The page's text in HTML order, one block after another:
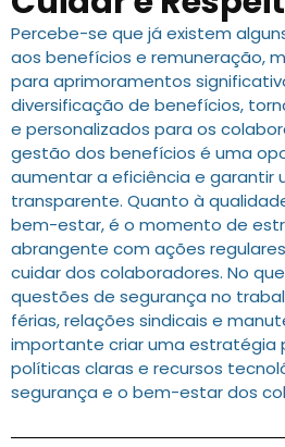
Percebe-se que já existem
aos benefícios e remuneração,
para aprimoramentos
diversificação de benefícios,
e personalizados para os
gestão dos benefícios é uma
aumentar a eficiência e garantir
transparente. Quanto à
bem-estar, é o momento de
abrangente com ações
cuidar dos colaboradores. No
questões de segurança no
férias, relações sindicais e
importante criar uma estratégia
políticas claras e recursos
segurança e o bem-estar dos